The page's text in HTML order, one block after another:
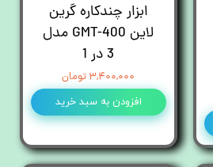
ابزار چندکاره گرین
لاین GMT-400 مدل
3 در 1
۳,۴۰۰,۰۰۰ تومان
افزودن به سبد خرید